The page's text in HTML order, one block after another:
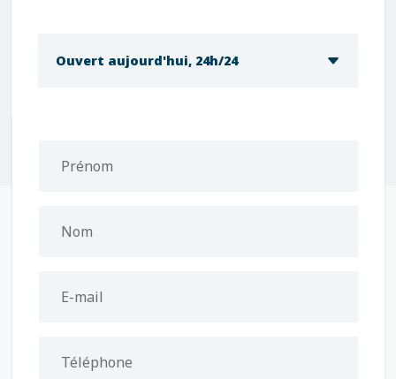
Ouvert aujourd'hui, 24h/24
Prénom
Nom
E-mail
Téléphone